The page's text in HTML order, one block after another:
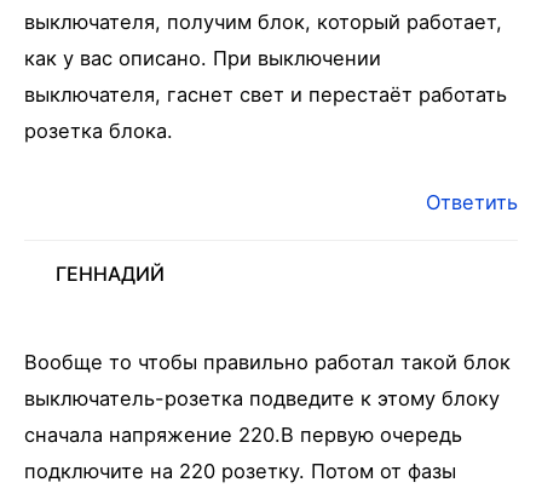
выключателя, получим блок, который работает,
как у вас описано. При выключении
выключателя, гаснет свет и перестаёт работать
розетка блока.
Ответить
ГЕННАДИЙ
Вообще то чтобы правильно работал такой блок
выключатель-розетка подведите к этому блоку
сначала напряжение 220.В первую очередь
подключите на 220 розетку. Потом от фазы